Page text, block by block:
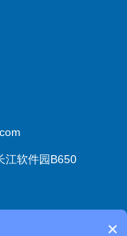
江软件园B650
×